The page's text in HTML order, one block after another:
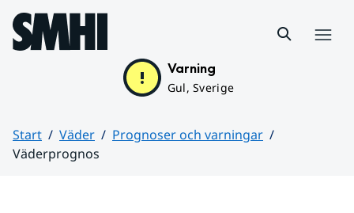
Hoppa till sidans innehåll
Varning
Gul, Sverige
Start Väder
Prognoser och varningar
Väderprognos